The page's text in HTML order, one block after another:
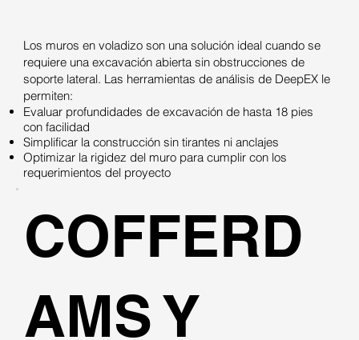
Los muros en voladizo son una solución ideal cuando se
requiere una excavación abierta sin obstrucciones de
soporte lateral. Las herramientas de análisis de DeepEX le
permiten:
Evaluar profundidades de excavación de hasta 18 pies
con facilidad
Simplificar la construcción sin tirantes ni anclajes
Optimizar la rigidez del muro para cumplir con los
requerimientos del proyecto
COFFERD
AMS Y